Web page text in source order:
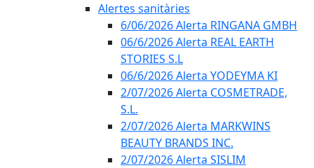
Alertes sanitàries
6/06/2026 Alerta RINGANA GMBH
06/6/2026 Alerta REAL EARTH
STORIES S.L
06/6/2026 Alerta YODEYMA KI
2/07/2026 Alerta COSMETRADE,
S.L.
2/07/2026 Alerta MARKWINS
BEAUTY BRANDS INC.
2/07/2026 Alerta SISLIM